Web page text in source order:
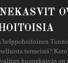
helppohoitoinen
termeistä?
huonekasvin